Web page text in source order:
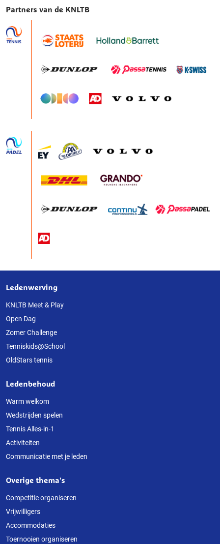
Partners van de KNLTB
Over
deze
website
Ledenwerving
KNLTB Meet & Play
Open Dag
Zomer Challenge
Tenniskids@School
OldStars tennis
Ledenbehoud
Warm welkom
Wedstrijden spelen
Tennis Alles-in-1
Activiteiten
Communicatie met je leden
Overige thema's
Competitie organiseren
Vrijwilligers
Accommodaties
Toernooien organiseren